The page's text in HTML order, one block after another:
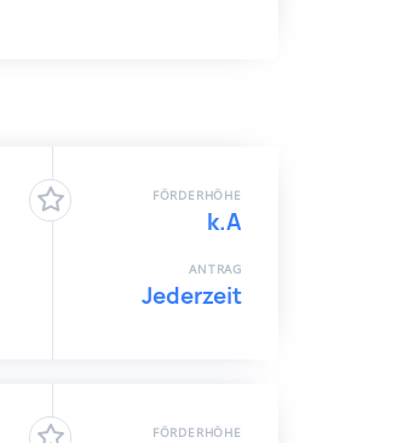
FÖRDERHÖHE
k.A
ANTRAG
Jederzeit
FÖRDERHÖHE